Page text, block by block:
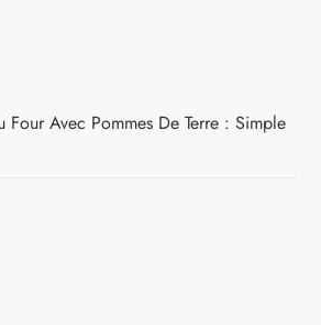
Four Avec Pommes De Terre : Simple